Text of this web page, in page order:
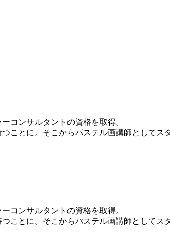
コンサルタントの資格を取得。
ことに。そこからパステル画講師としてス
コンサルタントの資格を取得。
ことに。そこからパステル画講師としてス